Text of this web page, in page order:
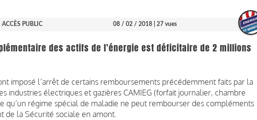
ACCÈS PUBLIC 08 / 02 / 2018 | 27 vues
des actifs de l'énergie est déficitaire de 2 millions
imposé l’arrêt de certains remboursements précédemment faits par la
industries électriques et gazières CAMIEG (forfait journalier, chambre
qu’un régime spécial de maladie ne peut rembourser des compléments
de la Sécurité sociale en amont.